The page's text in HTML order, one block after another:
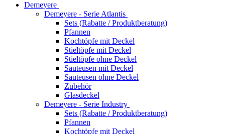
Demeyere
Demeyere - Serie Atlantis
Sets (Rabatte / Produktberatung)
Pfannen
Kochtöpfe mit Deckel
Stieltöpfe mit Deckel
Stieltöpfe ohne Deckel
Sauteusen mit Deckel
Sauteusen ohne Deckel
Zubehör
Glasdeckel
Demeyere - Serie Industry
Sets (Rabatte / Produktberatung)
Pfannen
Kochtöpfe mit Deckel